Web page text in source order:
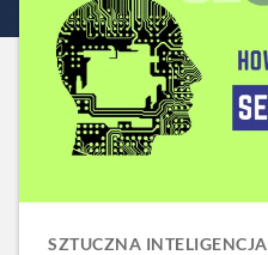
SZTUCZNA INTELIGENCJA